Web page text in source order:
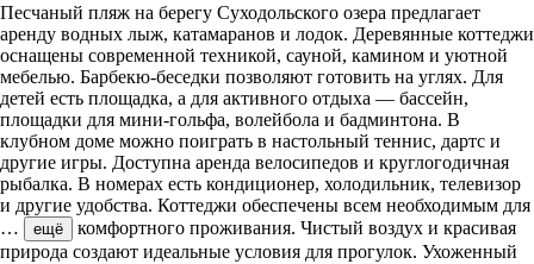
Песчаный пляж на берегу Суходольского озера предлагает
аренду водных лыж, катамаранов и лодок. Деревянные коттеджи
оснащены современной техникой, сауной, камином и уютной
мебелью. Барбекю-беседки позволяют готовить на углях. Для
детей есть площадка, а для активного отдыха — бассейн,
площадки для мини-гольфа, волейбола и бадминтона. В
клубном доме можно поиграть в настольный теннис, дартс и
другие игры. Доступна аренда велосипедов и круглогодичная
рыбалка. В номерах есть кондиционер, холодильник, телевизор
и другие удобства. Коттеджи обеспечены всем необходимым для
…
ещё
комфортного проживания. Чистый воздух и красивая
природа создают идеальные условия для прогулок. Ухоженный